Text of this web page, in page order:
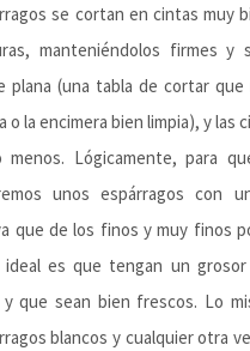
se cortan en cintas muy
manteniéndolos firmes y
plana (una tabla de cortar
o la encimera bien limpia), y las
menos. Lógicamente, para
unos espárragos con
que de los finos y muy finos
ideal es que tengan un
que sean bien frescos. Lo
blancos y cualquier otra